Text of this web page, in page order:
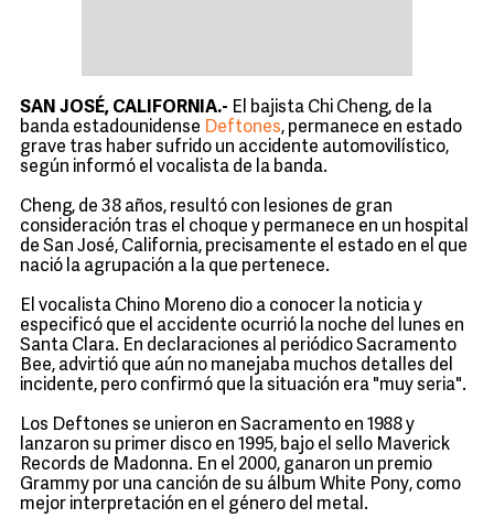
SAN JOSÉ, CALIFORNIA.- El bajista Chi Cheng, de la
banda estadounidense Deftones, permanece en estado
grave tras haber sufrido un accidente automovilístico,
según informó el vocalista de la banda.
Cheng, de 38 años, resultó con lesiones de gran
consideración tras el choque y permanece en un hospital
de San José, California, precisamente el estado en el que
nació la agrupación a la que pertenece.
El vocalista Chino Moreno dio a conocer la noticia y
especificó que el accidente ocurrió la noche del lunes en
Santa Clara. En declaraciones al periódico Sacramento
Bee, advirtió que aún no manejaba muchos detalles del
incidente, pero confirmó que la situación era "muy seria".
Los Deftones se unieron en Sacramento en 1988 y
lanzaron su primer disco en 1995, bajo el sello Maverick
Records de Madonna. En el 2000, ganaron un premio
Grammy por una canción de su álbum White Pony, como
mejor interpretación en el género del metal.